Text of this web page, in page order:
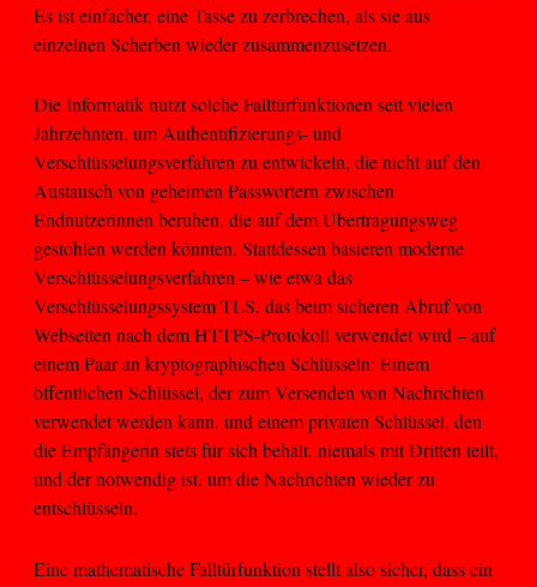
Es ist einfacher, eine Tasse zu zerbrechen, als sie aus
einzelnen Scherben wieder zusammenzusetzen.
Die Informatik nutzt solche Falltürfunktionen seit vielen
Jahrzehnten, um Authentifizierungs- und
Verschlüsselungsverfahren zu entwickeln, die nicht auf den
Austausch von geheimen Passwörtern zwischen
Endnutzerinnen beruhen, die auf dem Übertragungsweg
gestohlen werden könnten. Stattdessen basieren moderne
Verschlüsselungsverfahren – wie etwa das
Verschlüsselungssystem TLS, das beim sicheren Abruf von
Webseiten nach dem HTTPS-Protokoll verwendet wird – auf
einem Paar an kryptographischen Schlüsseln: Einem
öffentlichen Schlüssel, der zum Versenden von Nachrichten
verwendet werden kann, und einem privaten Schlüssel, den
die Empfängerin stets für sich behält, niemals mit Dritten teilt,
und der notwendig ist, um die Nachrichten wieder zu
entschlüsseln.
Eine mathematische Falltürfunktion stellt also sicher, dass ein